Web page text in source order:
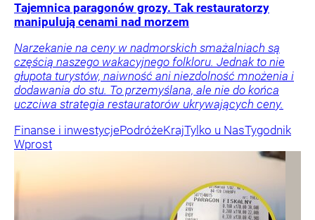
Tajemnica paragonów grozy. Tak restauratorzy
manipulują cenami nad morzem
Narzekanie na ceny w nadmorskich smażalniach są
częścią naszego wakacyjnego folkloru. Jednak to nie
głupota turystów, naiwność ani niezdolność mnożenia i
dodawania do stu. To przemyślana, ale nie do końca
uczciwa strategia restauratorów ukrywających ceny.
Finanse i inwestycjePodróżeKrajTylko u NasTygodnik
Wprost